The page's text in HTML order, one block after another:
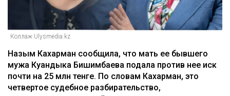
Коллаж Ulysmedia.kz
Назым Кахарман сообщила, что мать ее бывшего
мужа Куандыка Бишимбаева подала против нее иск
почти на 25 млн тенге. По словам Кахарман, это
четвертое судебное разбирательство,